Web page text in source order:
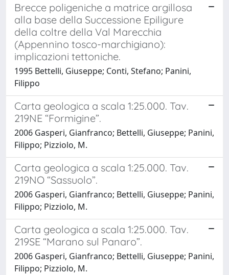
Brecce poligeniche a matrice argillosa
alla base della Successione Epiligure
della coltre della Val Marecchia
(Appennino tosco-marchigiano):
implicazioni tettoniche.
1995 Bettelli, Giuseppe; Conti, Stefano; Panini,
Filippo
Carta geologica a scala 1:25.000. Tav.
219NE “Formigine”.
2006 Gasperi, Gianfranco; Bettelli, Giuseppe; Panini,
Filippo; Pizziolo, M.
Carta geologica a scala 1:25.000. Tav.
219NO “Sassuolo”.
2006 Gasperi, Gianfranco; Bettelli, Giuseppe; Panini,
Filippo; Pizziolo, M.
Carta geologica a scala 1:25.000. Tav.
219SE “Marano sul Panaro”.
2006 Gasperi, Gianfranco; Bettelli, Giuseppe; Panini,
Filippo; Pizziolo, M.